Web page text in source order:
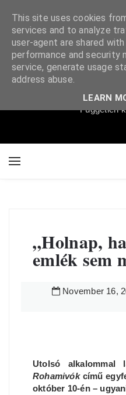
Független
„Holnap,
emlék sem
November 16,
Utolsó alkalommal
Rohamivók című
október 10-én –
This site uses cookies
services and to analyze
user-agent are shared
performance and security
service, generate usage
address abuse.
LEARN